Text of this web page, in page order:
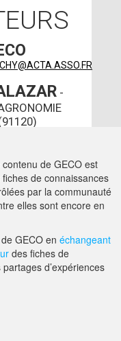
-
AIDE
de GECO est
de connaissances
par la communauté
elles sont encore en
GECO en échangeant
des fiches de
d’expériences